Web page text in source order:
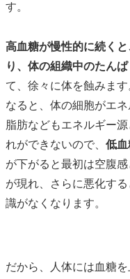
す。
高血糖が慢性的に続く
り、体の組織中のたん
て、徐々に体を蝕みま
なると、体の細胞がエ
脂肪などもエネルギー
れができないので、 低
が下がると最初は空腹
が現れ、さらに悪化す
識がなくなります。
だから、人体には血糖